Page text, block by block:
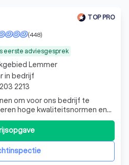
TOP PRO
eerste adviesgesprek
(448)
om voor ons bedrijf te
voor vocht- en
Ons ervaren team
van vochtbestrijding en
We
Lemmer
in bedrijf
2213